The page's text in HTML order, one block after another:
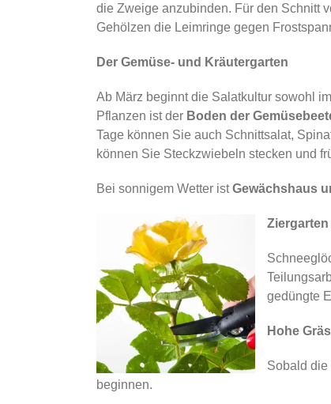
die Zweige anzubinden. Für den Schnitt
Gehölzen die Leimringe gegen
Der Gemüse- und Kräutergarten
Ab März beginnt die Salatkultur sowohl
Pflanzen ist der Boden der
Tage können Sie auch Schnittsalat,
können Sie Steckzwiebeln stecken und
Bei sonnigem Wetter istGewächshaus
gedüngte
Hohe
Sobald die
beginnen.